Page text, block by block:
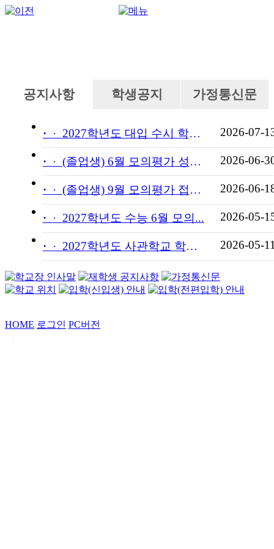
공지사항 학생공지 가정통신문
· 2027학년도 대입 수시 학교... 2026-07-
· (졸업생) 6월 모의평가 성적... 2026-06-
· (졸업생) 9월 모의평가 접수... 2026-06-
· 2027학년도 수능 6월 모의... 2026-05-
· 2027학년도 사관학교 학교장... 2026-05-
HOME 로그인 PC버전